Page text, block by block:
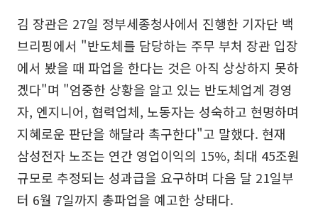
김 장관은 27일 정부세종청사에서 진행한 기자단 백
브리핑에서 "반도체를 담당하는 주무 부처 장관 입장
에서 봤을 때 파업을 한다는 것은 아직 상상하지 못하
겠다"며 "엄중한 상황을 알고 있는 반도체업계 경영
자, 엔지니어, 협력업체, 노동자는 성숙하고 현명하며
지혜로운 판단을 해달라 촉구한다"고 말했다. 현재
삼성전자 노조는 연간 영업이익의 15%, 최대 45조원
규모로 추정되는 성과급을 요구하며 다음 달 21일부
터 6월 7일까지 총파업을 예고한 상태다.